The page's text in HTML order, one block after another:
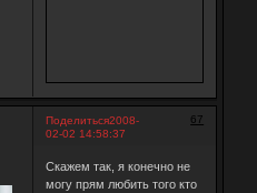
Поделиться 67
2008-
02-02 14:58:37
Скажем так, я конечно не
могу прям любить того кто